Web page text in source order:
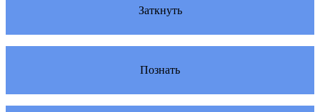
Заткнуть
Познать